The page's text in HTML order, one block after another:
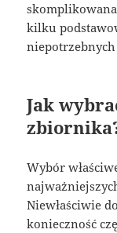
kilku
Jak
Wybór
Niewłaściwie
konieczność